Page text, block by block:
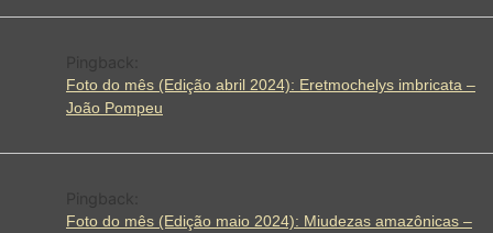
Foto do mês (Edição abril 2024): Eretmochelys imbricata –
João Pompeu
Foto do mês (Edição maio 2024): Miudezas amazônicas –